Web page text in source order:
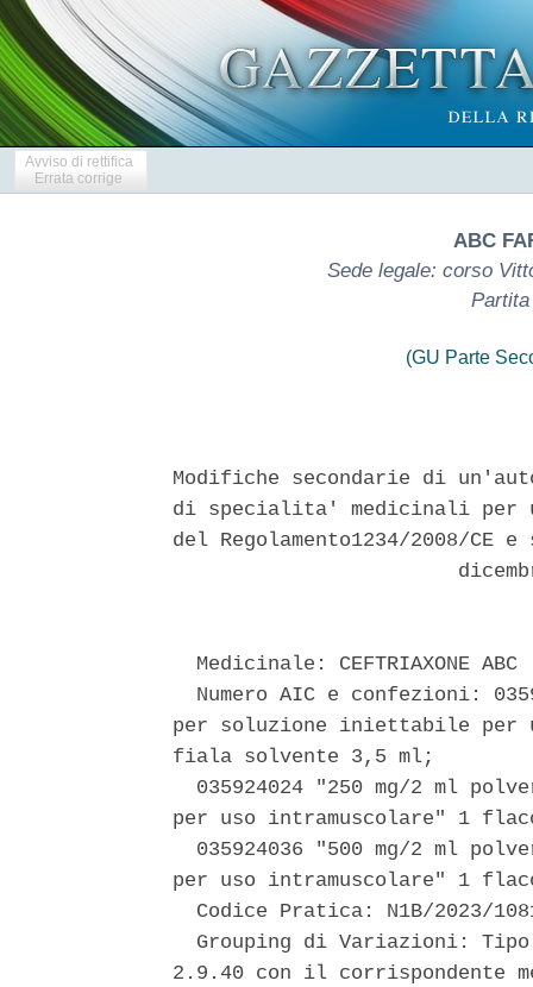
Avviso di rettifica
Errata corrige
ABC
Sede legale: corso
Partita
(GU Parte
Modifiche secondarie di
di specialita' medicinali per
del Regolamento1234/2008/
  Medicinale: CEFTRIAXONE ABC
Numero AIC e confezioni:
per soluzione iniettabile per
fiala solvente 3,5 ml;
035924024 "250 mg/2 ml
per uso intramuscolare" 1
035924036 "500 mg/2 ml
per uso intramuscolare" 1
Codice Pratica: N1B/2023/
Grouping di Variazioni:
2.9.40 con il corrispondente